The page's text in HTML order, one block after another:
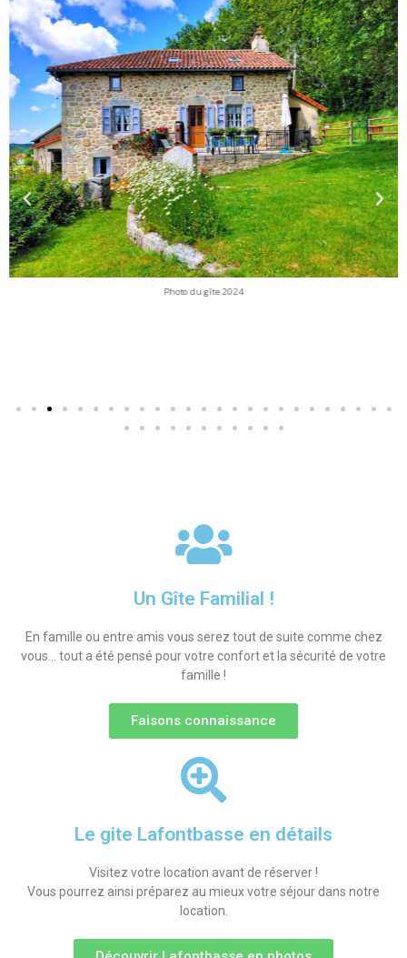
Photo du gîte 2024
Un Gîte Familial !
En famille ou entre amis vous serez tout de suite comme chez
vous… tout a été pensé pour votre confort et la sécurité de votre
famille !
Faisons connaissance
Le gite Lafontbasse en détails
Visitez votre location avant de réserver !
Vous pourrez ainsi préparez au mieux votre séjour dans notre
location.